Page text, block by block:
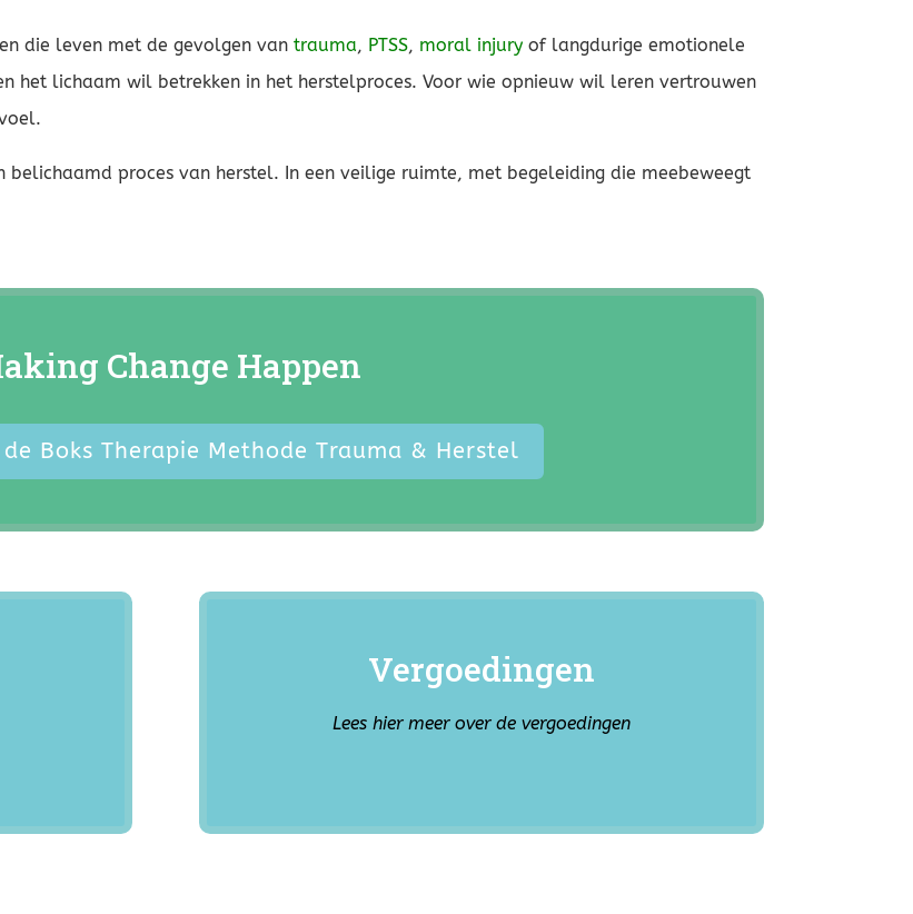
die leven met de gevolgen vantrauma, PTSS, moral injury of langdurige emotionele
het lichaam wil betrekken in het herstelproces. Voor wie opnieuw wil leren vertrouwen
belichaamd proces van herstel. In een veilige ruimte, met begeleiding die meebeweegt
Change Happen
Boks Therapie Methode Trauma & Herstel
Vergoedingen
Lees hier meer over de vergoedingen